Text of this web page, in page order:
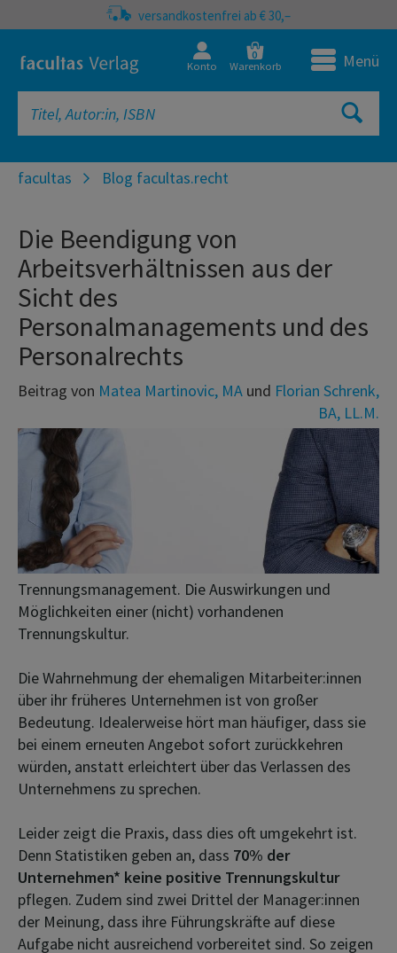
versandkostenfrei ab € 30,–
Konto
0
Warenkorb Menü
facultas Blog facultas.recht
Die Beendigung von
Arbeitsverhältnissen aus der
Sicht des
Personalmanagements und des
Personalrechts
Beitrag von Matea Martinovic, MA und Florian Schrenk,
BA, LL.M.
Trennungsmanagement. Die Auswirkungen und
Möglichkeiten einer (nicht) vorhandenen
Trennungskultur.
Die Wahrnehmung der ehemaligen Mitarbeiter:innen
über ihr früheres Unternehmen ist von großer
Bedeutung. Idealerweise hört man häufiger, dass sie
bei einem erneuten Angebot sofort zurückkehren
würden, anstatt erleichtert über das Verlassen des
Unternehmens zu sprechen.
Leider zeigt die Praxis, dass dies oft umgekehrt ist.
Denn Statistiken geben an, dass 70% der
Unternehmen* keine positive Trennungskultur
pflegen. Zudem sind zwei Drittel der Manager:innen
der Meinung, dass ihre Führungskräfte auf diese
Aufgabe nicht ausreichend vorbereitet sind. So zeigen